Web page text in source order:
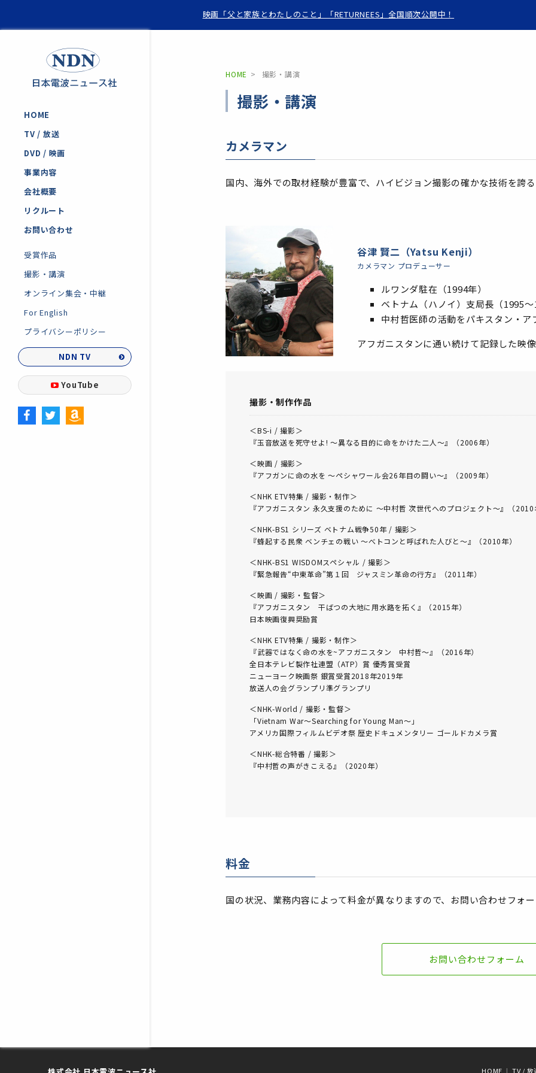
映画「父と家族とわたしのこと」「RETURNEES」全国順次公開中！
HOME
TV / 放送
DVD / 映画
事業内容
会社概要
リクルート
お問い合わせ
受賞作品
撮影・講演
オンライン集会・中継
For English
プライバシーポリシー
NDN TV
YouTube
HOME 撮影・講演
撮影・講演
カメラマン
国内、海外での取材経験が豊富で、ハイビジョン撮影の確かな技術を誇
谷津 賢二（Yatsu Kenji）
カメラマン プロデューサー
ルワンダ駐在（1994年）
ベトナム（ハノイ）支局長（1995
中村哲医師の活動をパキスタン・
アフガニスタンに通い続けて記録した映
撮影・制作作品
＜BS-i / 撮影＞
『玉音放送を死守せよ! ～異なる目的に命をかけた二人～』（2006年）
＜映画 / 撮影＞
『アフガンに命の水を ～ペシャワール会26年目の闘い～』（2009年）
＜NHK ETV特集 / 撮影・制作＞
『アフガニスタン 永久支援のために ～中村哲 次世代へのプロジェクト～』（2010
＜NHK-BS1 シリーズ ベトナム戦争50年 / 撮影＞
『蜂起する民衆 ベンチェの戦い ～べトコンと呼ばれた人びと～』（2010年）
＜NHK-BS1 WISDOMスペシャル / 撮影＞
『緊急報告“中東革命”第１回 ジャスミン革命の行方』（2011年）
＜映画 / 撮影・監督＞
『アフガニスタン 干ばつの大地に用水路を拓く』（2015年）
日本映画復興奨励賞
＜NHK ETV特集 / 撮影・制作＞
『武器ではなく命の水を~アフガニスタン 中村哲～』（2016年）
全日本テレビ製作社連盟（ATP）賞 優秀賞受賞
ニューヨーク映画祭 銀賞受賞2018年2019年
放送人の会グランプリ準グランプリ
＜NHK-World / 撮影・監督＞
「Vietnam War～Searching for Young Man～」
アメリカ国際フィルムビデオ祭 歴史ドキュメンタリー ゴールドカメラ賞
＜NHK-総合特番 / 撮影＞
『中村哲の声がきこえる』（2020年）
料金
国の状況、業務内容によって料金が異なりますので、お問い合わせフォ
お問い合わせフォーム
HOME TV / 放